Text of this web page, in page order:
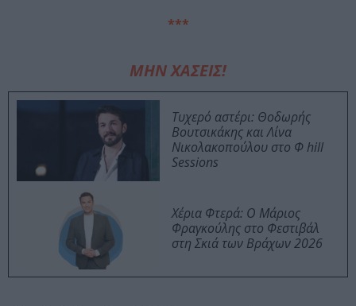
***
ΜΗΝ ΧΑΣΕΙΣ!
Τυχερό αστέρι: Θοδωρής
Βουτσικάκης και Λίνα
Νικολακοπούλου στο Φ hill
Sessions
Χέρια Φτερά: Ο Μάριος
Φραγκούλης στο Φεστιβάλ
στη Σκιά των Βράχων 2026